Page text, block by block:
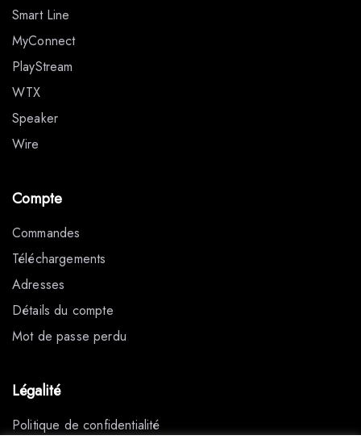
Smart Line
MyConnect
PlayStream
WTX
Speaker
Wire
Compte
Commandes
Téléchargements
Adresses
Détails du compte
Mot de passe perdu
Légalité
Politique de confidentialité